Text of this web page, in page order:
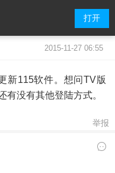
打开
2015-11-27 06:55
新115软件。想问TV版
有没有其他登陆方式。
举报